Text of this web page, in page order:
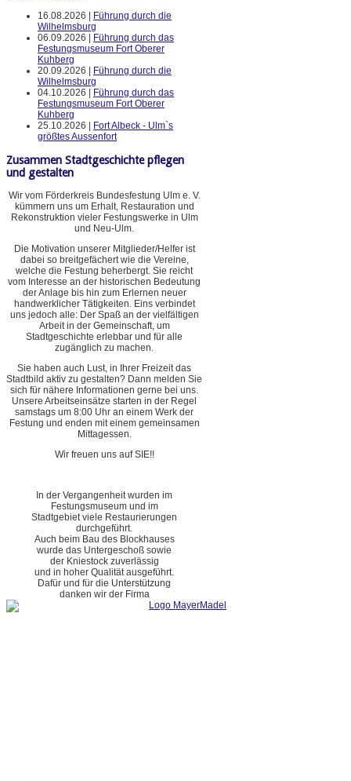
16.08.2026 |
Führung durch die
Wilhelmsburg
06.09.2026 |
Führung durch das
Festungsmuseum Fort Oberer
Kuhberg
20.09.2026 |
Führung durch die
Wilhelmsburg
04.10.2026 |
Führung durch das
Festungsmuseum Fort Oberer
Kuhberg
25.10.2026 |
Fort Albeck - Ulm`s
größtes Aussenfort
Zusammen Stadtgeschichte pflegen
und gestalten
Wir vom Förderkreis Bundesfestung Ulm e. V.
kümmern uns um Erhalt, Restauration und
Rekonstruktion vieler Festungswerke in Ulm
und Neu-Ulm.
Die Motivation unserer Mitglieder/Helfer ist
dabei so breitgefächert wie die Vereine,
welche die Festung beherbergt. Sie reicht
vom Interesse an der historischen Bedeutung
der Anlage bis hin zum Erlernen neuer
handwerklicher Tätigkeiten. Eins verbindet
uns jedoch alle: Der Spaß an der vielfältigen
Arbeit in der Gemeinschaft, um
Stadtgeschichte erlebbar und für alle
zugänglich zu machen.
Sie haben auch Lust, in Ihrer Freizeit das
Stadtbild aktiv zu gestalten? Dann melden Sie
sich für nähere Informationen gerne bei uns.
Unsere Arbeitseinsätze starten in der Regel
samstags um 8:00 Uhr an einem Werk der
Festung und enden mit einem gemeinsamen
Mittagessen.
Wir freuen uns auf SIE!!
In der Vergangenheit wurden im
Festungsmuseum und im
Stadtgebiet viele Restaurierungen
durchgeführt.
Auch beim Bau des Blockhauses
wurde das Untergeschoß sowie
der Kniestock zuverlässig
und in hoher Qualität ausgeführt.
Dafür und für die Unterstützung
danken wir der Firma